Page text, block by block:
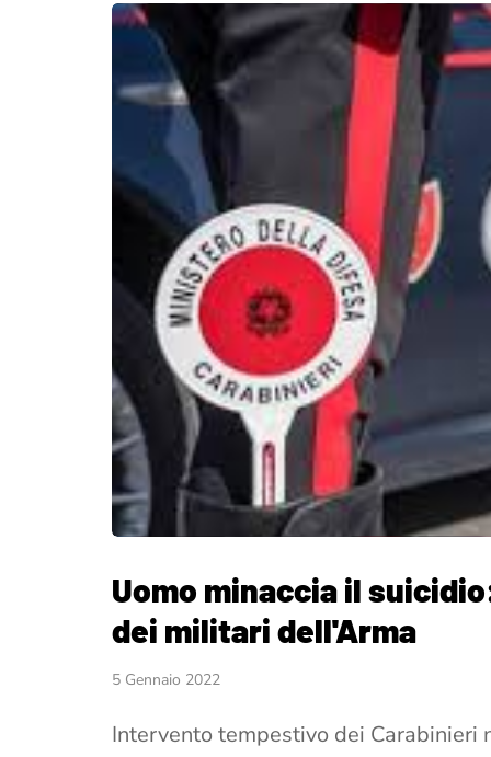
Uomo minaccia il
dei militari dell'Arma
5 Gennaio 2022
Intervento tempestivo dei